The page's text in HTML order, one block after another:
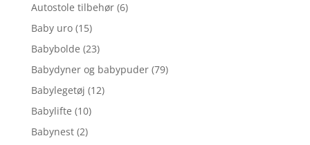
Autostole tilbehør (6)
Baby uro (15)
Babybolde (23)
Babydyner og babypuder (79)
Babylegetøj (12)
Babylifte (10)
Babynest (2)